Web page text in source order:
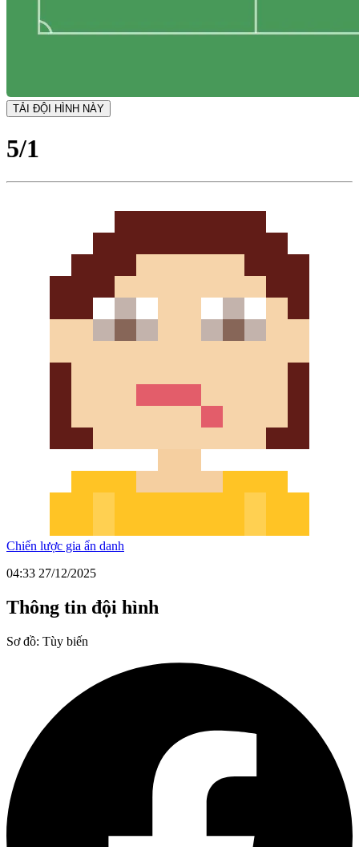
TẢI ĐỘI HÌNH NÀY
5/1
Chiến lược gia ẩn danh
04:33 27/12/2025
Thông tin đội hình
Sơ đồ: Tùy biến